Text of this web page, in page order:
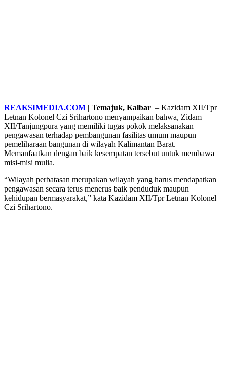
REAKSIMEDIA.COM | Temajuk, Kalbar – Kazidam XII/Tpr
Letnan Kolonel Czi Srihartono menyampaikan bahwa, Zidam
XII/Tanjungpura yang memiliki tugas pokok melaksanakan
pengawasan terhadap pembangunan fasilitas umum maupun
pemeliharaan bangunan di wilayah Kalimantan Barat.
Memanfaatkan dengan baik kesempatan tersebut untuk membawa
misi-misi mulia.
“Wilayah perbatasan merupakan wilayah yang harus mendapatkan
pengawasan secara terus menerus baik penduduk maupun
kehidupan bermasyarakat,” kata Kazidam XII/Tpr Letnan Kolonel
Czi Srihartono.